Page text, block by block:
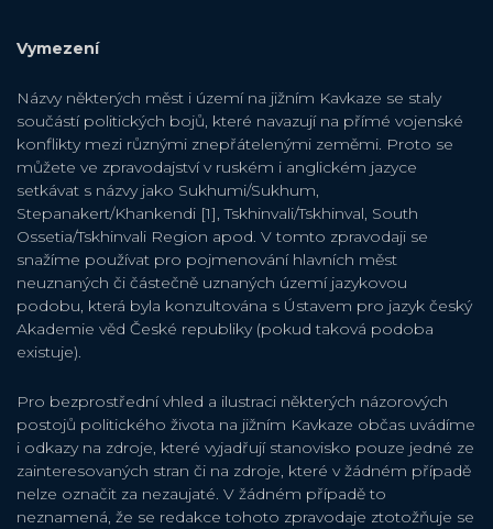
Vymezení
Názvy některých měst i území na jižním Kavkaze se staly
součástí politických bojů, které navazují na přímé vojenské
konflikty mezi různými znepřátelenými zeměmi. Proto se
můžete ve zpravodajství v ruském i anglickém jazyce
setkávat s názvy jako Sukhumi/Sukhum,
Stepanakert/Khankendi [1], Tskhinvali/Tskhinval, South
Ossetia/Tskhinvali Region apod. V tomto zpravodaji se
snažíme používat pro pojmenování hlavních měst
neuznaných či částečně uznaných území jazykovou
podobu, která byla konzultována s Ústavem pro jazyk český
Akademie věd České republiky (pokud taková podoba
existuje).
Pro bezprostřední vhled a ilustraci některých názorových
postojů politického života na jižním Kavkaze občas uvádíme
i odkazy na zdroje, které vyjadřují stanovisko pouze jedné ze
zainteresovaných stran či na zdroje, které v žádném případě
nelze označit za nezaujaté. V žádném případě to
neznamená, že se redakce tohoto zpravodaje ztotožňuje se